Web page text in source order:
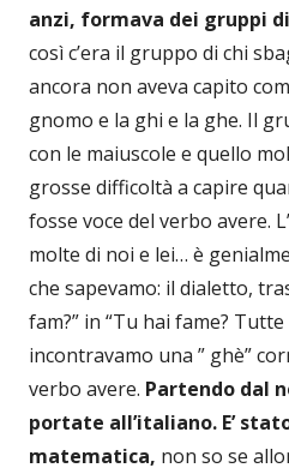
anzi, formava dei gruppi
così c’era il gruppo di chi
ancora non aveva capito
gnomo e la ghi e la ghe. Il
con le maiuscole e quello
grosse difficoltà a capire
fosse voce del verbo avere.
molte di noi e lei… è
che sapevamo: il dialetto,
fam?” in “Tu hai fame?
incontravamo una ” ghè”
verbo avere. Partendo dal
portate all’italiano. E’
matematica, non so se